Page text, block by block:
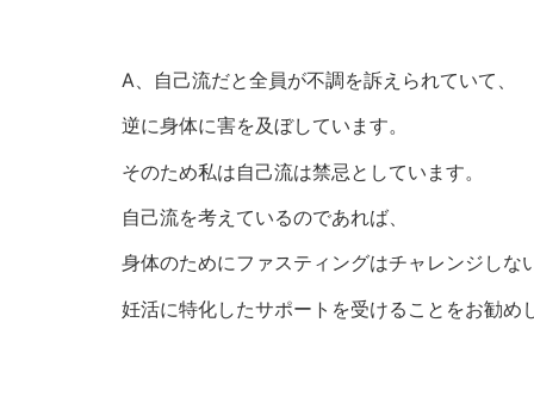
A、自己流だと全員が不調を訴えられていて、
逆に身体に害を及ぼしています。
そのため私は自己流は禁忌としています。
自己流を考えているのであれば、
身体のためにファスティングはチャレンジしな
妊活に特化したサポートを受けることをお勧め